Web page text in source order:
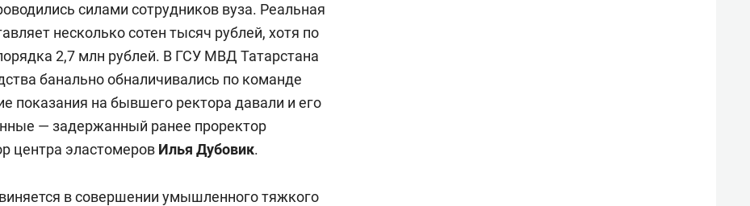
силами сотрудников вуза. Реальная
несколько сотен тысяч рублей, хотя по
2,7 млн рублей. В ГСУ МВД Татарстана
банально обналичивались по команде
показания на бывшего ректора давали и его
— задержанный ранее проректор
центра эластомеров Илья Дубовик.
в совершении умышленного тяжкого